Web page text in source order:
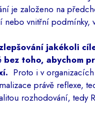
je založeno na
nebo vnitřní podmínky,
jakékoli
bez toho, abychom
Proto i v
právě reflexe,
rozhodování, tedy